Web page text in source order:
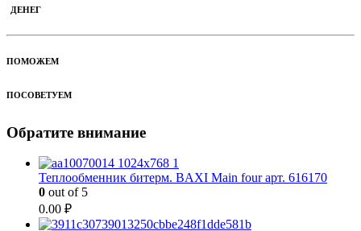
ДЕНЕГ
ПОМОЖЕМ
ПОСОВЕТУЕМ
Обратите внимание
Теплообменник битерм. BAXI Main four арт. 616170
0 out of 5
0.00 ₽